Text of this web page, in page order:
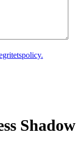
Shadow